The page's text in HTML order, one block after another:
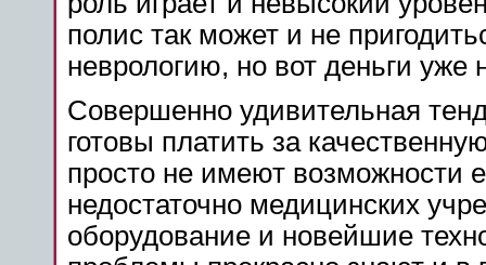
полис так может и не
неврологию, но вот деньги уже
Совершенно удивительная
готовы платить за
просто не имеют возможности
недостаточно медицинских
оборудование и новейшие